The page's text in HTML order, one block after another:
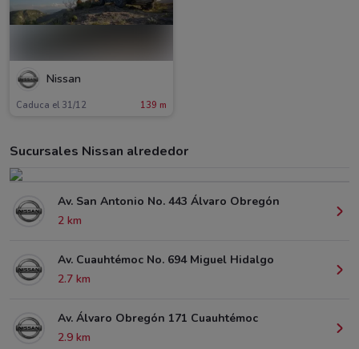
Nissan
Caduca el 31/12 139 m
Sucursales Nissan alrededor
Av. San Antonio No. 443 Álvaro Obregón
2 km
Av. Cuauhtémoc No. 694 Miguel Hidalgo
2.7 km
Av. Álvaro Obregón 171 Cuauhtémoc
2.9 km